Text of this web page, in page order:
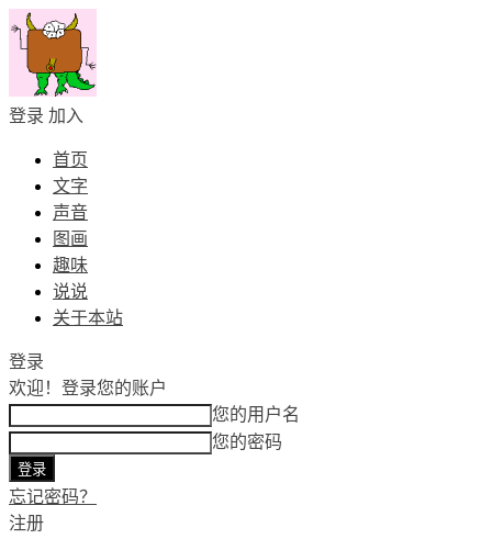
登录 加入
首页
文字
声音
图画
趣味
说说
关于本站
登录
欢迎！ 登录您的账户
您的用户名
您的密码
忘记密码？
注册